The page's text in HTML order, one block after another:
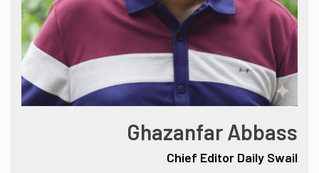
Ghazanfar Abbass
Chief Editor Daily Swail